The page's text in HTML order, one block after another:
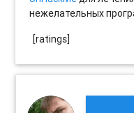
нежелательных
[ratings]